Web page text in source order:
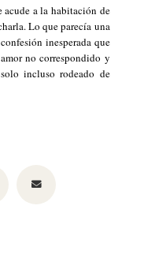
acude a la habitación de
Lo que parecía una
inesperada que
no correspondido y
incluso rodeado de